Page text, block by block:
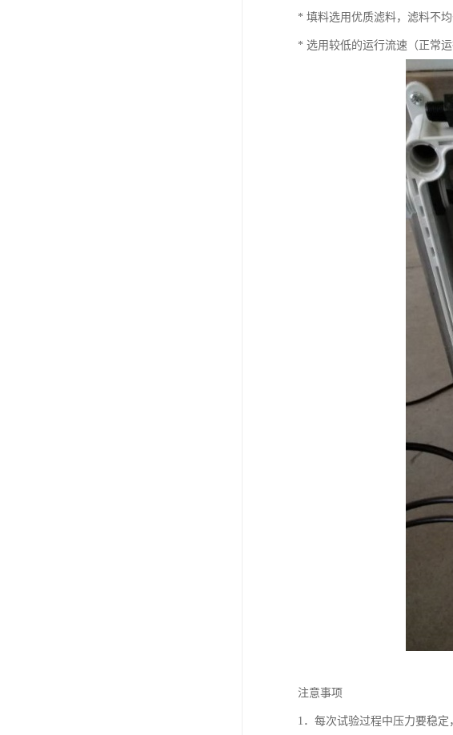
* 填料选用优质滤料，滤料不
* 选用较低的运行流速（正常
注意事项
1．每次试验过程中压力要稳定